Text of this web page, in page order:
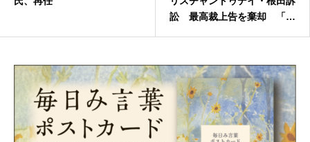
訟 最高裁上告を棄却 「ダ
に